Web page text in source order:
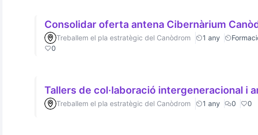
Consolidar oferta antena Cibernàrium
Treballem el pla estratègic del Canòdrom 1 any
0
Tallers de col·laboració intergeneracional i
Treballem el pla estratègic del Canòdrom 1 any 0 0